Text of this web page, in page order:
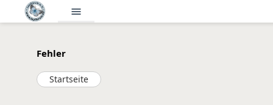
menu
Fehler
Startseite